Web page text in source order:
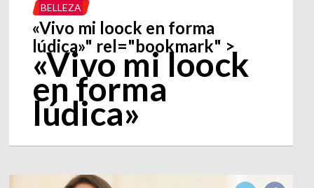
BELLEZA
«Vivo mi loock en forma
lúdica»" rel="bookmark" >
«Vivo mi loock
en forma
lúdica»